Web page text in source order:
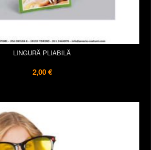
LINGURĂ PLIABILĂ
2,00 €